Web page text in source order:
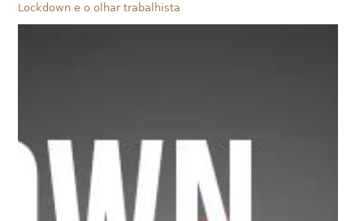
Lockdown e o olhar trabalhista